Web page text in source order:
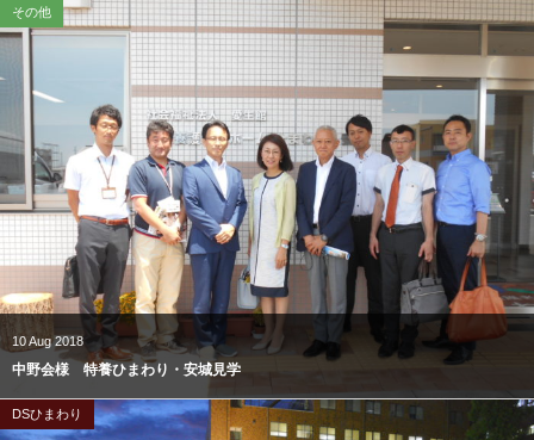
その他
10Aug 2018
中野会様 特養ひまわり・安城見学
DSひまわり